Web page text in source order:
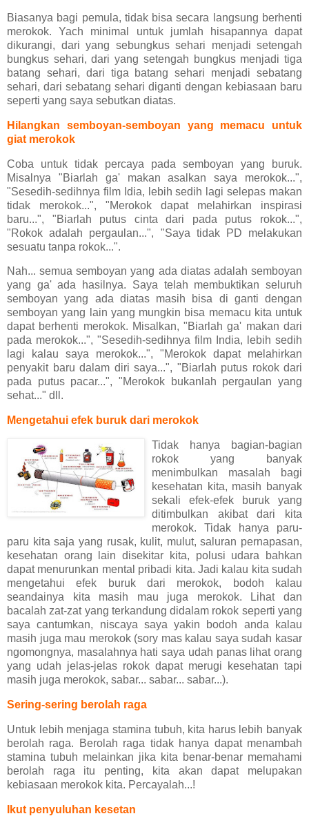
Biasanya bagi pemula, tidak bisa secara langsung berhenti
merokok. Yach minimal untuk jumlah hisapannya dapat
dikurangi, dari yang sebungkus sehari menjadi setengah
bungkus sehari, dari yang setengah bungkus menjadi tiga
batang sehari, dari tiga batang sehari menjadi sebatang
sehari, dari sebatang sehari diganti dengan kebiasaan baru
seperti yang saya sebutkan diatas.
Hilangkan semboyan-semboyan yang memacu untuk
giat merokok
Coba untuk tidak percaya pada semboyan yang buruk.
Misalnya "Biarlah ga' makan asalkan saya merokok...",
"Sesedih-sedihnya film Idia, lebih sedih lagi selepas makan
tidak merokok...", "Merokok dapat melahirkan inspirasi
baru...", "Biarlah putus cinta dari pada putus rokok...",
"Rokok adalah pergaulan...", "Saya tidak PD melakukan
sesuatu tanpa rokok...".
Nah... semua semboyan yang ada diatas adalah semboyan
yang ga' ada hasilnya. Saya telah membuktikan seluruh
semboyan yang ada diatas masih bisa di ganti dengan
semboyan yang lain yang mungkin bisa memacu kita untuk
dapat berhenti merokok. Misalkan, "Biarlah ga' makan dari
pada merokok...", "Sesedih-sedihnya film India, lebih sedih
lagi kalau saya merokok...", "Merokok dapat melahirkan
penyakit baru dalam diri saya...", "Biarlah putus rokok dari
pada putus pacar...", "Merokok bukanlah pergaulan yang
sehat..." dll.
Mengetahui efek buruk dari merokok
Tidak hanya bagian-bagian
rokok yang banyak
menimbulkan masalah bagi
kesehatan kita, masih banyak
sekali efek-efek buruk yang
ditimbulkan akibat dari kita
merokok. Tidak hanya paru-
paru kita saja yang rusak, kulit, mulut, saluran pernapasan,
kesehatan orang lain disekitar kita, polusi udara bahkan
dapat menurunkan mental pribadi kita. Jadi kalau kita sudah
mengetahui efek buruk dari merokok, bodoh kalau
seandainya kita masih mau juga merokok. Lihat dan
bacalah zat-zat yang terkandung didalam rokok seperti yang
saya cantumkan, niscaya saya yakin bodoh anda kalau
masih juga mau merokok (sory mas kalau saya sudah kasar
ngomongnya, masalahnya hati saya udah panas lihat orang
yang udah jelas-jelas rokok dapat merugi kesehatan tapi
masih juga merokok, sabar... sabar... sabar...).
Sering-sering berolah raga
Untuk lebih menjaga stamina tubuh, kita harus lebih banyak
berolah raga. Berolah raga tidak hanya dapat menambah
stamina tubuh melainkan jika kita benar-benar memahami
berolah raga itu penting, kita akan dapat melupakan
kebiasaan merokok kita. Percayalah...!
Ikut penyuluhan kesetan